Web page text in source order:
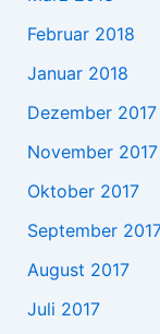
Februar 2018
Januar 2018
Dezember 2017
November 2017
Oktober 2017
September
August 2017
Juli 2017